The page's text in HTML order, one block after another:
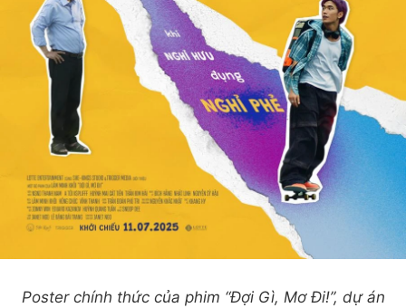
Poster chính thức của phim “Đợi Gì, Mơ Đi!”, dự án